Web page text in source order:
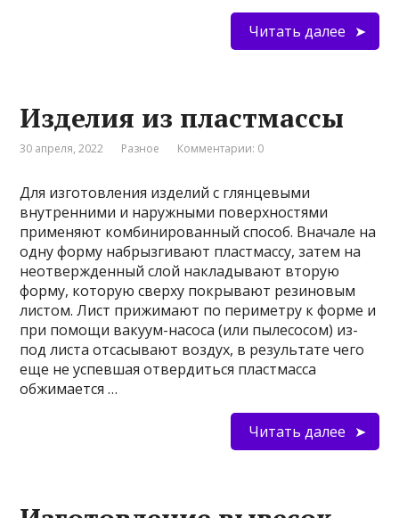
Читать далее
Изделия из пластмассы
30 апреля, 2022 Разное Комментарии: 0
Для изготовления изделий с глянцевыми
внутренними и наружными поверхностями
применяют комбинированный способ. Вначале на
одну форму набрызгивают пластмассу, затем на
неотвержденный слой накладывают вторую
форму, которую сверху покрывают резиновым
листом. Лист прижимают по периметру к форме и
при помощи вакуум-насоса (или пылесосом) из-
под листа отсасывают воздух, в результате чего
еще не успевшая отвердиться пластмасса
обжимается …
Читать далее